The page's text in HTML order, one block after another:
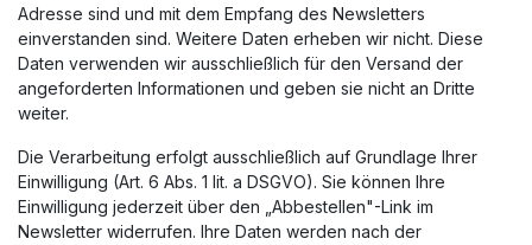
Adresse sind und mit dem Empfang des Newsletters
einverstanden sind. Weitere Daten erheben wir nicht. Diese
Daten verwenden wir ausschließlich für den Versand der
angeforderten Informationen und geben sie nicht an Dritte
weiter.
Die Verarbeitung erfolgt ausschließlich auf Grundlage Ihrer
Einwilligung (Art. 6 Abs. 1 lit. a DSGVO). Sie können Ihre
Einwilligung jederzeit über den „Abbestellen"-Link im
Newsletter widerrufen. Ihre Daten werden nach der